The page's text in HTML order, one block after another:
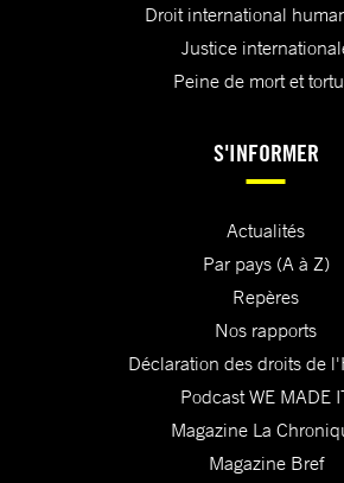
Droit international
Justice
Peine de mort et
S'INFORMER
Actualités
Par pays (A à Z)
Repères
Nos rapports
Déclaration des droits de
Podcast WE MADE
Magazine La
Magazine Bref